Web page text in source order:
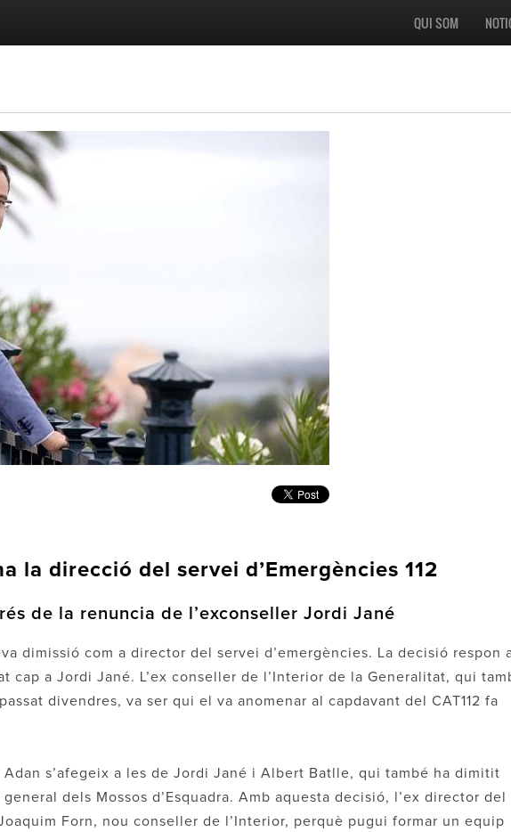
QUI SOM
la direcció del servei d’Emergències 112
de la renuncia de l’exconseller Jordi Jané
dimissió com a director del servei d’emergències. La decisió respon
cap a Jordi Jané. L’ex conseller de l’Interior de la Generalitat, qui
divendres, va ser qui el va anomenar al capdavant del CAT112 fa
s’afegeix a les de Jordi Jané i Albert Batlle, qui també ha dimitit
dels Mossos d’Esquadra. Amb aquesta decisió, l’ex director del
Forn, nou conseller de l’Interior, perquè pugui formar un equip